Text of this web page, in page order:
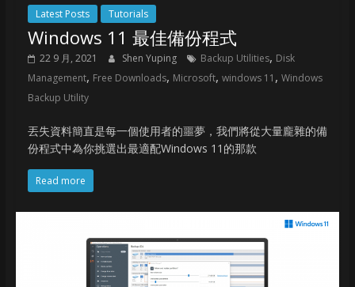
Latest Posts Tutorials
Windows 11 最佳備份程式
22 9 月, 2021 Shen Yuping Backup Utilities, Disk
Management, Free Downloads, Microsoft, windows 11 , Windows
Backup Utility
丟失資料簡直是每一個使用者的噩夢，我們將從大量龐雜的備
份程式中為你挑選出最適配Windows 11的那款
Read more